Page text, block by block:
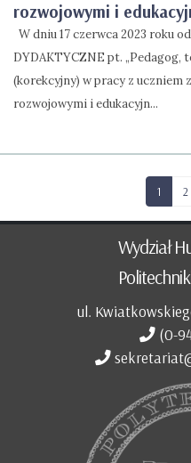
rozwojowymi i
W dniu 17 czerwca 2023 roku
DYDAKTYCZNE pt. „Pedagog,
(korekcyjny) w pracy z uczniem
rozwojowymi i edukacyjn...
1 2
Wydział
ul.
(0-